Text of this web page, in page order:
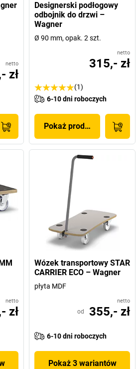
netto
zł
Designerski podłogowy
odbojnik do drzwi –
Wagner
Ø 90 mm, opak. 2 szt.
netto
315,- zł
(1)
6-10 dni roboczych
Pokaż produkt
netto
zł
Wózek transportowy STAR
CARRIER ECO – Wagner
płyta MDF
netto
od 355,- zł
6-10 dni roboczych
Pokaż 3 wariantów